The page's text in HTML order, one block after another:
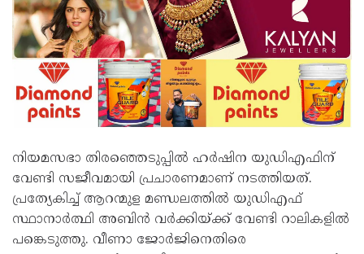
നിയമസഭാ തിരഞ്ഞെടുപ്പില്‍ ഹര്‍ഷിന യുഡിഎഫിന്
വേണ്ടി സജീവമായി പ്രചാരണമാണ് നടത്തിയത്.
പ്രത്യേകിച്ച് ആറന്മുള മണ്ഡലത്തില്‍ യുഡിഎഫ്
സ്ഥാനാര്‍ത്ഥി അബിന്‍ വര്‍ക്കിയ്ക്ക് വേണ്ടി റാലികളില്‍
പങ്കെടുത്തു. വീണാ ജോര്‍ജിനെതിരെ